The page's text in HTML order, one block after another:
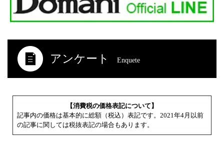
アンケート Enquete
【消費税の価格表記について】
記事内の価格は基本的に総額（税込）表記です。2021年4月以前
の記事に関しては税抜表記の場合もあります。